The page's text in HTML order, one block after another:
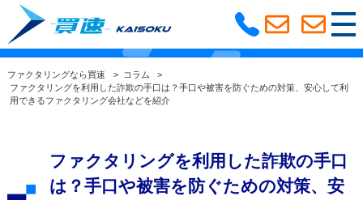
利用の流れ
サービス紹介
大阪支社
ファクタリングコラム
ファクタリングなら買速 > コラム
>
ファクタリングを利用した詐欺の手口は？手口や被害を防ぐための対策、安心して利
用できるファクタリング会社などを紹介
ファクタリングを利用した詐欺の手口
は？手口や被害を防ぐための対策、安